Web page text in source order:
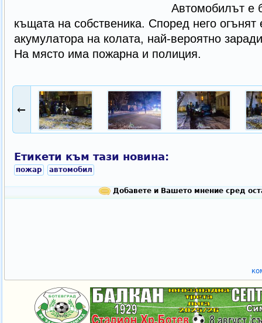
Автомобилът е
къщата на собственика. Според него огънят
акумулатора на колата, най-вероятно
На място има пожарна и полиция.
←
Етикети към тази новина:
пожар автомобил
Добавете и Вашето мнение сред